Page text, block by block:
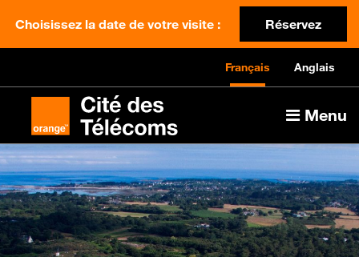
Choisissez la date de votre visite : Réservez
Français Anglais
Menu